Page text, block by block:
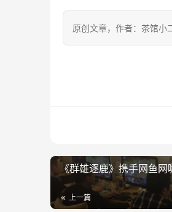
原创文章，作者：茶馆
《群雄逐鹿》携手网鱼
上一篇